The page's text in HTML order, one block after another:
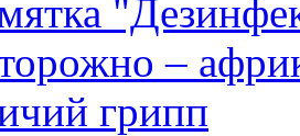
–
грипп